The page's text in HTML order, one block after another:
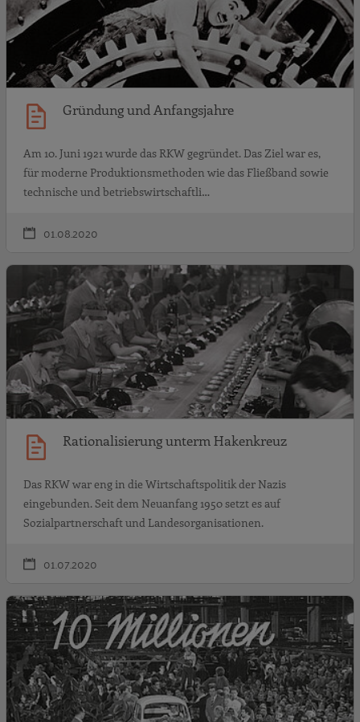
Gründung und Anfangsjahre
Am 10. Juni 1921 wurde das RKW gegründet. Das Ziel war es,
für moderne Produktionsmethoden wie das Fließband sowie
technische und betriebswirtschaftli…
01.08.2020
Rationalisierung unterm Hakenkreuz
Das RKW war eng in die Wirtschaftspolitik der Nazis
eingebunden. Seit dem Neuanfang 1950 setzt es auf
Sozialpartnerschaft und Landesorganisationen.
01.07.2020